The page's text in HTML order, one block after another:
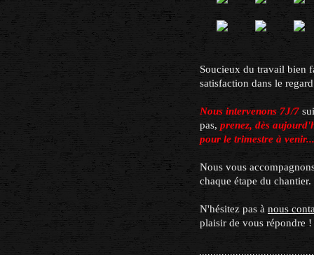
Soucieux du travail bien
satisfaction dans le
Nous intervenons 7J/7
pas, prenez, dès
pour le trimestre à venir...
Nous vous
chaque étape du
N'hésitez pas à nous
plaisir de vous répondre !